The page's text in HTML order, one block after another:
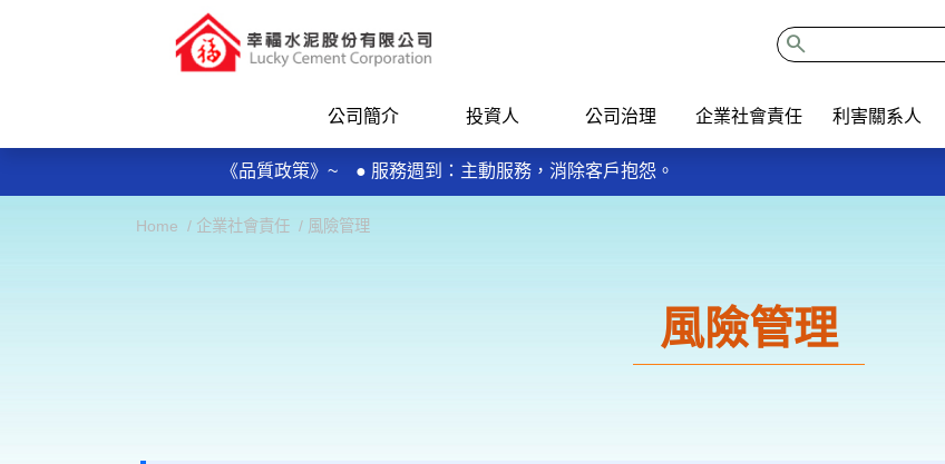
search
公司簡介 投資人 公司治理 企業社會責任 利害關系人
每日規律運動30分鐘輕鬆做 天天我的餐盤6口訣餐餐吃，多運動、多蔬果、少含糖飲料，健
《品質政策》~ ● 服務週到：主動服務，消除客戶抱怨。
● 品質保證：控制不良率，實施及維持ISO9001：2015品質管理系統。
每日規律運動30分鐘輕鬆做 天天我的餐盤6口訣餐餐吃，多運動、多蔬果、少含糖飲料，健
Home 企業社會責任 風險管理
風險管理